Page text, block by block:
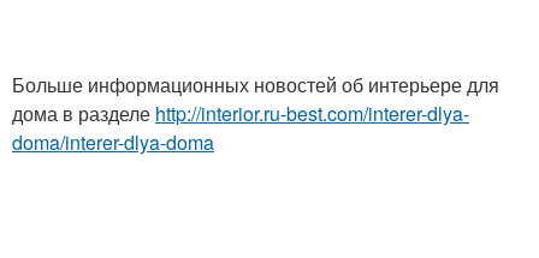
Больше информационных новостей об интерьере для
дома в разделе http://interior.ru-best.com/interer-dlya-
doma/interer-dlya-doma